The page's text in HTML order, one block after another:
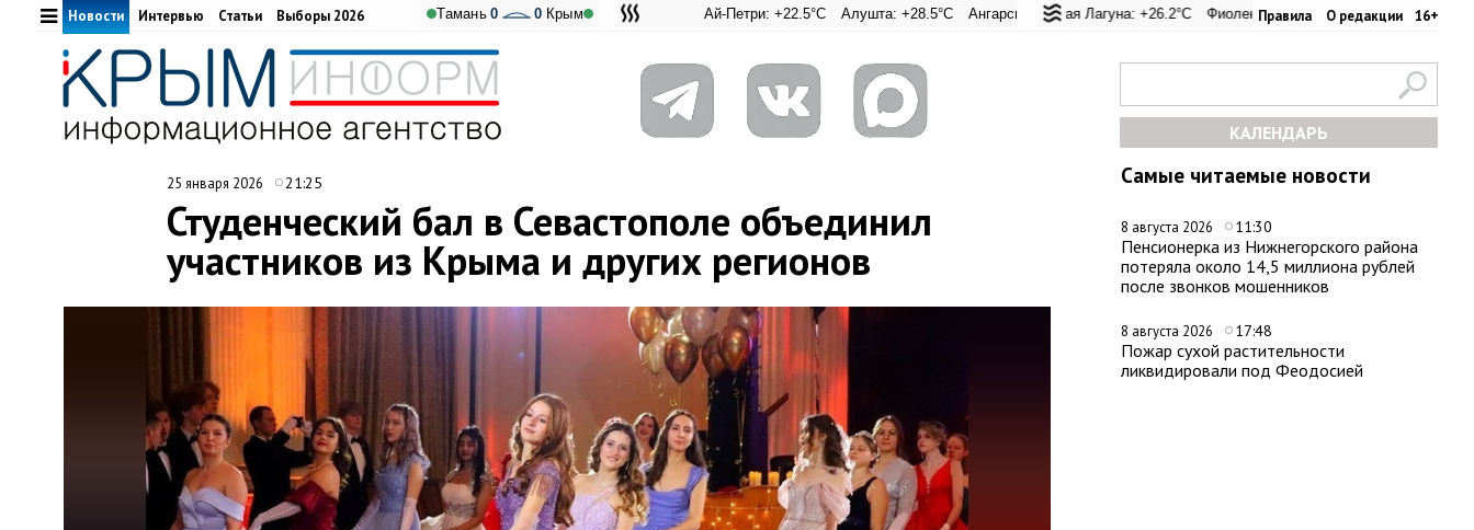
Правила О редакции 16+
Адмиральская Лагуна: +26.2°C Фиолент: +26.4°C Казачья бухта: +26.2°C
Ай-Петри: +22.5°C Алушта: +28.5°C Ангарский перевал: +23.7°C Евпатория: +26°C Керчь: +26.8°C Никитский сад:
Тамань 0 0 Крым
Новости Интервью Статьи Выборы 2026
КАЛЕНДАРЬ
Самые читаемые новости
8 августа 2026 11:30
Пенсионерка из Нижнегорского района
потеряла около 14,5 миллиона рублей
после звонков мошенников
8 августа 2026 17:48
Пожар сухой растительности
ликвидировали под Феодосией
25 января 2026 21:25
Студенческий бал в Севастополе объединил
участников из Крыма и других регионов